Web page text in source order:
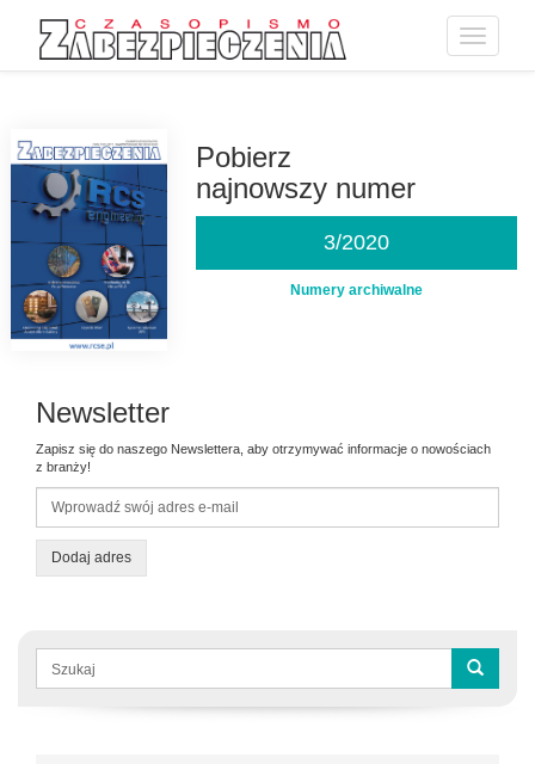
Toggle
Pobierz
najnowszy numer
3/2020
Numery archiwalne
Newsletter
Zapisz się do naszego Newslettera, aby otrzymywać informacje o nowościach
z branży!
Dodaj adres
Formularz
wyszukiwania